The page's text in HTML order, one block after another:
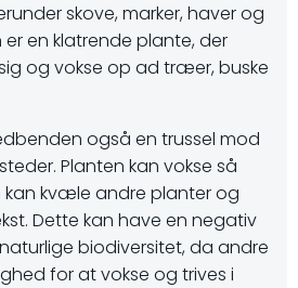
skove, marker, haver og
en klatrende plante, der
og vokse op ad træer, buske
også en trussel mod
Planten kan vokse så
kvæle andre planter og
Dette kan have en negativ
biodiversitet, da andre
for at vokse og trives i